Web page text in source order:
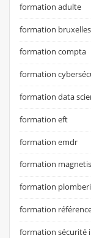
formation adulte
formation bruxelles
formation compta
formation
formation data
formation eft
formation emdr
formation
formation
formation
formation sécurité